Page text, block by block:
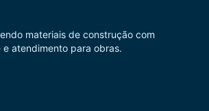
materiais de construção com
atendimento para obras.